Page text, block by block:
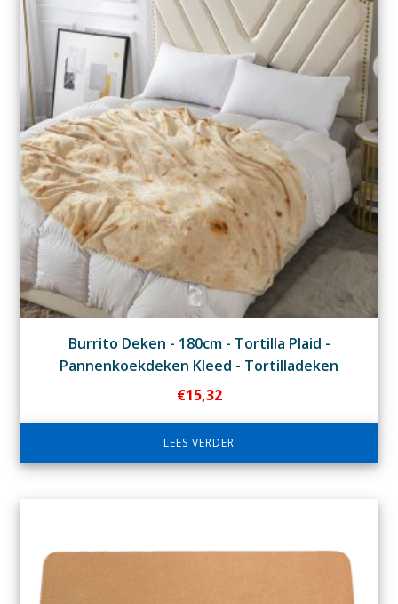
Burrito Deken - 180cm - Tortilla Plaid -
Pannenkoekdeken Kleed - Tortilladeken
€15,32
LEES VERDER